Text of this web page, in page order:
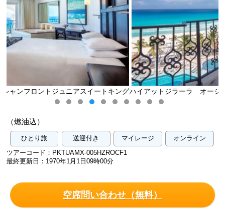
キングハイアットジラーラ オーシャンフロントジュニアスイート
客室（イメージ）
（燃油込）
ひとり旅 送迎付き マイレージ
オンライン
ツアーコード：PKTUAMX-005HZROCF1
最終更新日：1970年1月1日09時00分
空席問い合わせ（無料）